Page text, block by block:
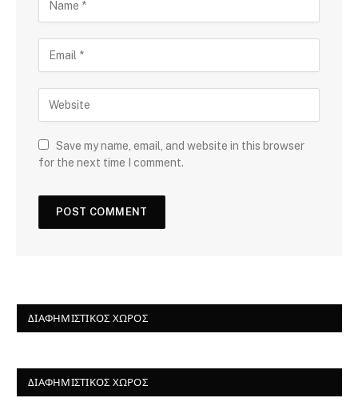
Save my name, email, and website in this browser
for the next time I comment.
ΔΙΑΦΗΜΙΣΤΙΚΌΣ ΧΏΡΟΣ
ΔΙΑΦΗΜΙΣΤΙΚΌΣ ΧΏΡΟΣ